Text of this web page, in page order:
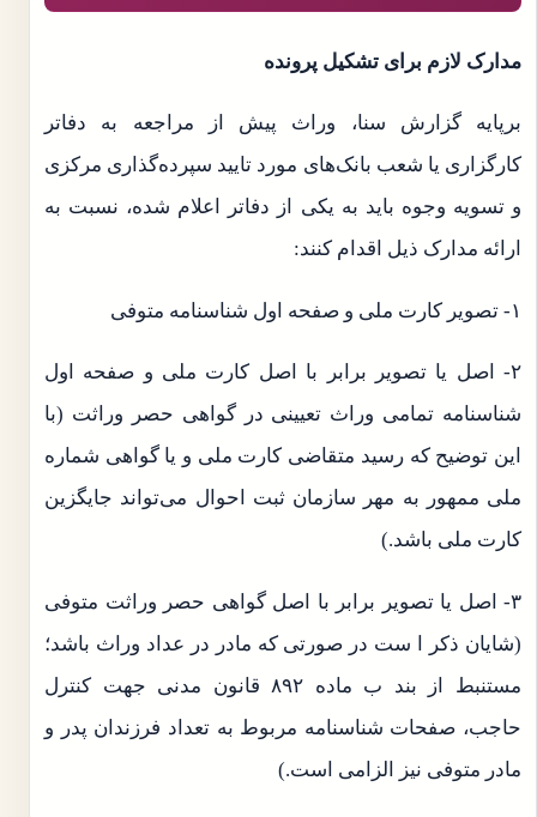
مدارک لازم برای تشکیل پرونده
برپایه گزارش سنا، وراث پیش از مراجعه به دفاتر
کارگزاری یا شعب بانک‌های مورد تایید سپرده‌گذاری مرکزی
و تسویه وجوه باید به یکی از دفاتر اعلام شده، نسبت به
ارائه مدارک ذیل اقدام کنند:
۱- تصویر کارت ملی و صفحه اول شناسنامه متوفی
۲- اصل یا تصویر برابر با اصل کارت ملی و صفحه اول
شناسنامه تمامی وراث تعیینی در گواهی حصر وراثت (با
این توضیح که رسید متقاضی کارت ملی و یا گواهی شماره
ملی ممهور به مهر سازمان ثبت احوال می‌تواند جایگزین
کارت ملی باشد.)
۳- اصل یا تصویر برابر با اصل گواهی حصر وراثت متوفی
(شایان ذکر ا ست در صورتی که مادر در عداد وراث باشد؛
مستنبط از بند ب ماده ۸۹۲ قانون مدنی جهت کنترل
حاجب، صفحات شناسنامه مربوط به تعداد فرزندان پدر و
مادر متوفی نیز الزامی است.)